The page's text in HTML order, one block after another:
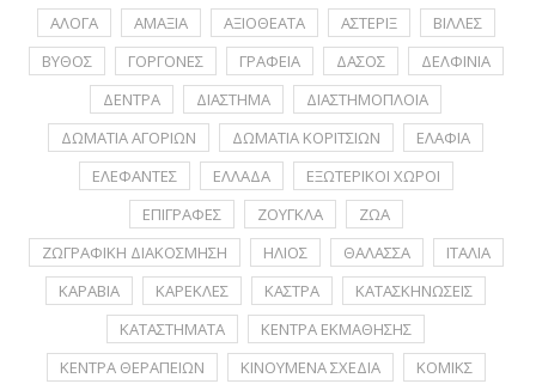
ΑΛΟΓΑ
ΑΜΑΞΙΑ ΑΞΙΟΘΕΑΤΑ ΑΣΤΕΡΙΞ
ΒΙΛΛΕΣ
ΒΥΘΟΣ
ΓΟΡΓΟΝΕΣ ΓΡΑΦΕΙΑ ΔΑΣΟΣ
ΔΕΛΦΙΝΙΑ
ΔΕΝΤΡΑ
ΔΙΑΣΤΗΜΑ
ΔΙΑΣΤΗΜΟΠΛΟΙΑ
ΔΩΜΑΤΙΑ ΑΓΟΡΙΩΝ
ΔΩΜΑΤΙΑ ΚΟΡΙΤΣΙΩΝ
ΕΛΑΦΙΑ
ΕΛΕΦΑΝΤΕΣ
ΕΛΛΑΔΑ
ΕΞΩΤΕΡΙΚΟΙ ΧΩΡΟΙ
ΕΠΙΓΡΑΦΕΣ
ΖΟΥΓΚΛΑ
ΖΩΑ
ΖΩΓΡΑΦΙΚΗ ΔΙΑΚΟΣΜΗΣΗ
ΗΛΙΟΣ ΘΑΛΑΣΣΑ
ΙΤΑΛΙΑ
ΚΑΡΑΒΙΑ
ΚΑΡΕΚΛΕΣ ΚΑΣΤΡΑ
ΚΑΤΑΣΚΗΝΩΣΕΙΣ
ΚΑΤΑΣΤΗΜΑΤΑ
ΚΕΝΤΡΑ ΕΚΜΑΘΗΣΗΣ
ΚΕΝΤΡΑ ΘΕΡΑΠΕΙΩΝ
ΚΙΝΟΥΜΕΝΑ ΣΧΕΔΙΑ
ΚΟΜΙΚΣ